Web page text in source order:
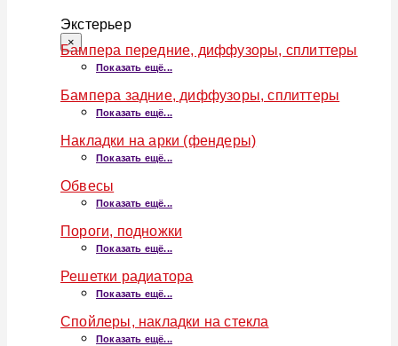
Экстерьер
×
Бампера передние, диффузоры, сплиттеры
Показать ещё...
Бампера задние, диффузоры, сплиттеры
Показать ещё...
Накладки на арки (фендеры)
Показать ещё...
Обвесы
Показать ещё...
Пороги, подножки
Показать ещё...
Решетки радиатора
Показать ещё...
Спойлеры, накладки на стекла
Показать ещё...